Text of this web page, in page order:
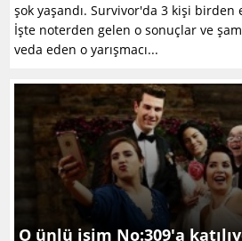
şok yaşandı. Survivor'da 3 kişi birden
İşte noterden gelen o sonuçlar ve
veda eden o yarışmacı...
O ünlü isim No:309'a